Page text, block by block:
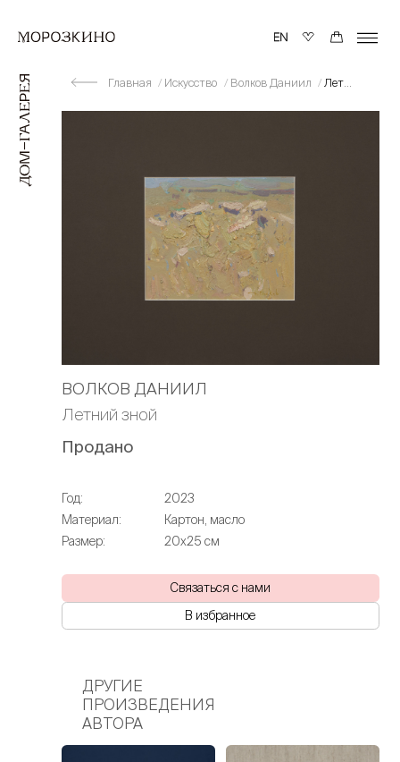
Главная Искусство Волков Даниил Летний зной
ВОЛКОВ ДАНИИЛ
Летний зной
Продано
Год:
2023
Материал:
Картон, масло
Размер:
20х25 см
Связаться с нами
В избранное
ДРУГИЕ
ПРОИЗВЕДЕНИЯ
АВТОРА